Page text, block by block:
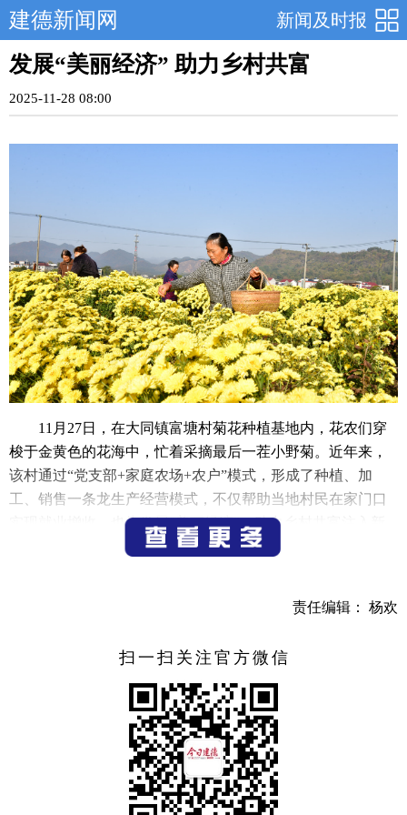
新闻及时报
建德新闻网
发展“美丽经济” 助力乡村共富
2025-11-28 08:00
11月27日，在大同镇富塘村菊花种植基地内，花农们穿
梭于金黄色的花海中，忙着采摘最后一茬小野菊。近年来，
该村通过“党支部+家庭农场+农户”模式，形成了种植、加
工、销售一条龙生产经营模式，不仅帮助当地村民在家门口
实现就业增收，也为发展“美丽经济”、助力乡村共富注入新
责任编辑： 杨欢
扫一扫关注官方微信